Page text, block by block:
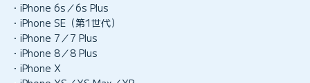
・iPhone 6s／6s Plus
・iPhone SE（第1世代）
・iPhone 7／7 Plus
・iPhone 8／8 Plus
・iPhone X